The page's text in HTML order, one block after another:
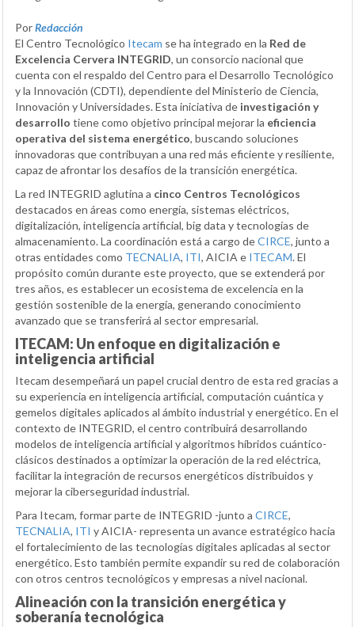
PorRedacción
El Centro Tecnológico Itecam se ha integrado en la Red de
Excelencia Cervera INTEGRID, un consorcio nacional que
cuenta con el respaldo del Centro para el Desarrollo Tecnológico
y la Innovación (CDTI), dependiente del Ministerio de Ciencia,
Innovación y Universidades. Esta iniciativa de investigación y
desarrollo tiene como objetivo principal mejorar la eficiencia
operativa del sistema energético, buscando soluciones
innovadoras que contribuyan a una red más eficiente y resiliente,
capaz de afrontar los desafíos de la transición energética.
La red INTEGRID aglutina a cinco Centros Tecnológicos
destacados en áreas como energía, sistemas eléctricos,
digitalización, inteligencia artificial, big data y tecnologías de
almacenamiento. La coordinación está a cargo deCIRCE, junto a
otras entidades como TECNALIA, ITI, AICIA e ITECAM. El
propósito común durante este proyecto, que se extenderá por
tres años, es establecer un ecosistema de excelencia en la
gestión sostenible de la energía, generando conocimiento
avanzado que se transferirá al sector empresarial.
ITECAM: Un enfoque en digitalización e
inteligencia artificial
Itecam desempeñará un papel crucial dentro de esta red gracias a
su experiencia en inteligencia artificial, computación cuántica y
gemelos digitales aplicados al ámbito industrial y energético. En el
contexto de INTEGRID, el centro contribuirá desarrollando
modelos de inteligencia artificial y algoritmos híbridos cuántico-
clásicos destinados a optimizar la operación de la red eléctrica,
facilitar la integración de recursos energéticos distribuidos y
mejorar la ciberseguridad industrial.
Para Itecam, formar parte de INTEGRID -junto a CIRCE,
TECNALIA, ITI y AICIA- representa un avance estratégico hacia
el fortalecimiento de las tecnologías digitales aplicadas al sector
energético. Esto también permite expandir su red de colaboración
con otros centros tecnológicos y empresas a nivel nacional.
Alineación con la transición energética y
soberanía tecnológica